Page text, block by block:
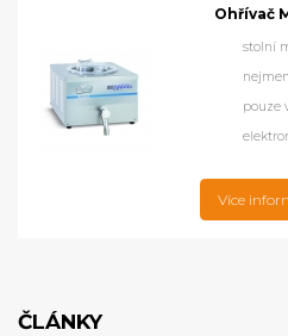
Ohřívač
stolní
pouze
Více
ČLÁNKY